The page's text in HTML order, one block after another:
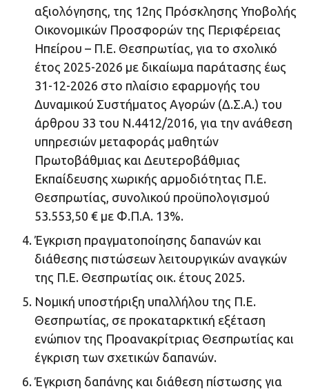
αξιολόγησης, της 12ης Πρόσκλησης Υποβολής
Οικονομικών Προσφορών της Περιφέρειας
Ηπείρου – Π.Ε. Θεσπρωτίας, για το σχολικό
έτος 2025-2026 με δικαίωμα παράτασης έως
31-12-2026 στο πλαίσιο εφαρμογής του
Δυναμικού Συστήματος Αγορών (Δ.Σ.Α.) του
άρθρου 33 του Ν.4412/2016, για την ανάθεση
υπηρεσιών μεταφοράς μαθητών
Πρωτοβάθμιας και Δευτεροβάθμιας
Εκπαίδευσης χωρικής αρμοδιότητας Π.Ε.
Θεσπρωτίας, συνολικού προϋπολογισμού
53.553,50 € με Φ.Π.Α. 13%.
Έγκριση πραγματοποίησης δαπανών και
διάθεσης πιστώσεων λειτουργικών αναγκών
της Π.Ε. Θεσπρωτίας οικ. έτους 2025.
Νομική υποστήριξη υπαλλήλου της Π.Ε.
Θεσπρωτίας, σε προκαταρκτική εξέταση
ενώπιον της Προανακρίτριας Θεσπρωτίας και
έγκριση των σχετικών δαπανών.
Έγκριση δαπάνης και διάθεση πίστωσης για